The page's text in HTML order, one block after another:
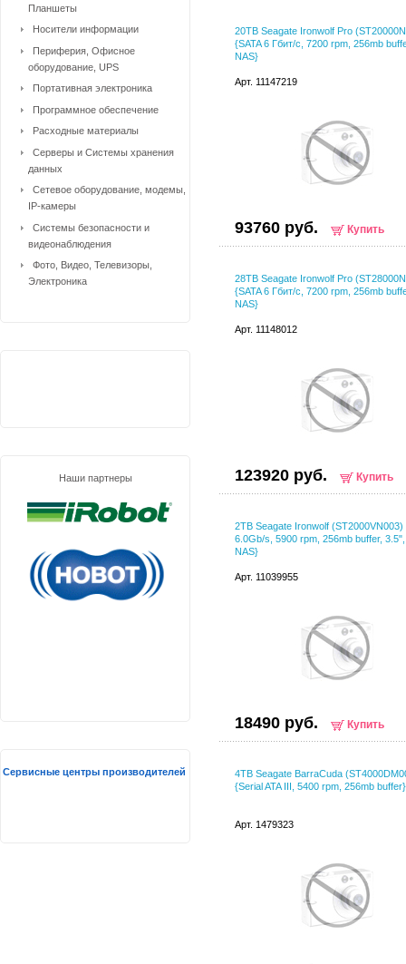
20TB Seagate Ironwolf Pro
{SATA 6 Гбит/с, 7200 rpm, 256mb
NAS}
Арт. 11147219
93760 руб. Купить
28TB Seagate Ironwolf Pro
{SATA 6 Гбит/с, 7200 rpm, 256mb
NAS}
Арт. 11148012
123920 руб. Купить
2TB Seagate Ironwolf (ST2000VN003)
6.0Gb/s, 5900 rpm, 256mb buffer,
NAS}
Арт. 11039955
18490 руб. Купить
4TB Seagate BarraCuda
{Serial ATA III, 5400 rpm, 256mb buffer}
Арт. 1479323
Планшеты
Носители информации
Периферия, Офисное
оборудование, UPS
Портативная электроника
Программное обеспечение
Расходные материалы
Серверы и Системы хранения
данных
Сетевое оборудование, модемы,
IP-камеры
Системы безопасности и
видеонаблюдения
Фото, Видео, Телевизоры,
Электроника
Наши партнеры
Сервисные центры производителей